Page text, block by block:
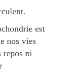
est
nos vies
repos ni